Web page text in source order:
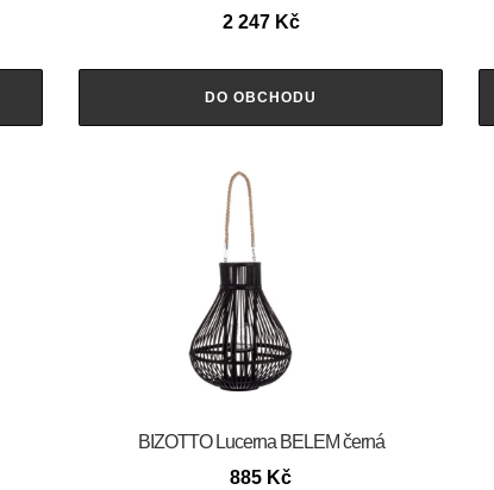
2 247 Kč
DO OBCHODU
BIZOTTO Lucerna BELEM černá
885 Kč